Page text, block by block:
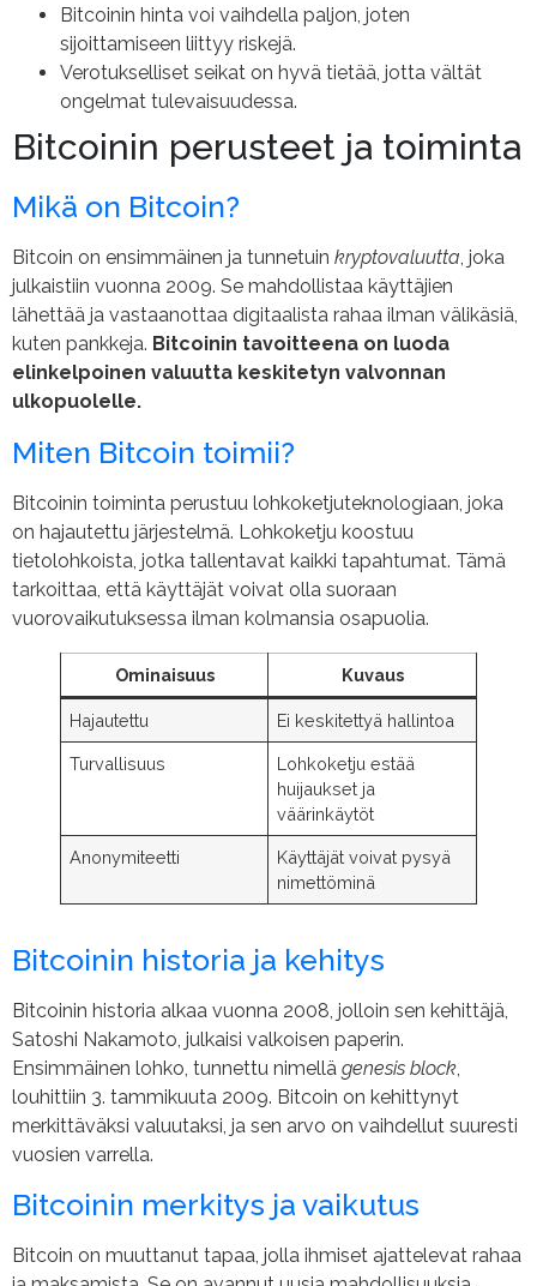
Bitcoinin hinta voi vaihdella paljon, joten
sijoittamiseen liittyy riskejä.
Verotukselliset seikat on hyvä tietää, jotta vältät
ongelmat tulevaisuudessa.
Bitcoinin perusteet ja toiminta
Mikä on Bitcoin?
Bitcoin on ensimmäinen ja tunnetuin kryptovaluutta, joka
julkaistiin vuonna 2009. Se mahdollistaa käyttäjien
lähettää ja vastaanottaa digitaalista rahaa ilman välikäsiä,
kuten pankkeja. Bitcoinin tavoitteena on luoda
elinkelpoinen valuutta keskitetyn valvonnan
ulkopuolelle.
Miten Bitcoin toimii?
Bitcoinin toiminta perustuu lohkoketjuteknologiaan, joka
on hajautettu järjestelmä. Lohkoketju koostuu
tietolohkoista, jotka tallentavat kaikki tapahtumat. Tämä
tarkoittaa, että käyttäjät voivat olla suoraan
vuorovaikutuksessa ilman kolmansia osapuolia.
Ominaisuus Kuvaus
Hajautettu Ei keskitettyä hallintoa
Turvallisuus
Lohkoketju estää
huijaukset ja
väärinkäytöt
Anonymiteetti
Käyttäjät voivat pysyä
nimettöminä
Bitcoinin historia ja kehitys
Bitcoinin historia alkaa vuonna 2008, jolloin sen kehittäjä,
Satoshi Nakamoto, julkaisi valkoisen paperin.
Ensimmäinen lohko, tunnettu nimellä genesis block
louhittiin 3. tammikuuta 2009. Bitcoin on kehittynyt
merkittäväksi valuutaksi, ja sen arvo on vaihdellut suuresti
vuosien varrella.
Bitcoinin merkitys ja vaikutus
Bitcoin on muuttanut tapaa, jolla ihmiset ajattelevat rahaa